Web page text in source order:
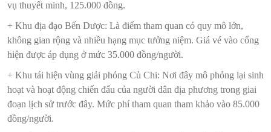
vụ thuyết minh, 125.000 đồng.
+ Khu địa đạo Bến Dược: Là điểm tham quan có quy mô lớn,
không gian rộng và nhiều hạng mục tưởng niệm. Giá vé vào cổng
hiện được áp dụng ở mức 35.000 đồng/người.
+ Khu tái hiện vùng giải phóng Củ Chi: Nơi đây mô phỏng lại sinh
hoạt và hoạt động chiến đấu của người dân địa phương trong giai
đoạn lịch sử trước đây. Mức phí tham quan tham khảo vào 85.000
đồng/người.